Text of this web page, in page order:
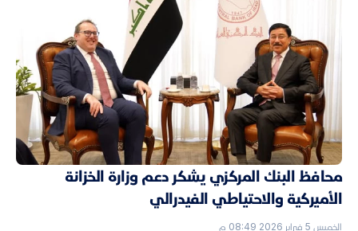
محافظ البنك المركزي يشكر دعم وزارة الخزانة
الأميركية والاحتياطي الفيدرالي
الخميس 5 فبراير 2026 08:49 م